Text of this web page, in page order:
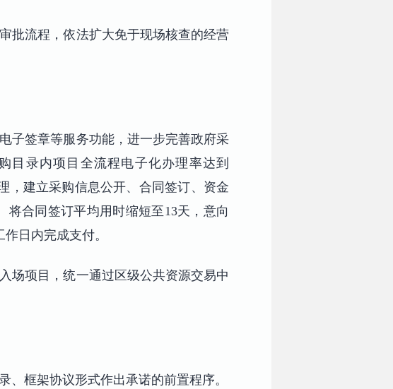
批流程，依法扩大免于现场核查的经营
子签章等服务功能，进一步完善政府采
目录内项目全流程电子化办理率达到
，建立采购信息公开、合同签订、资金
合同签订平均用时缩短至13天，意向
日内完成支付。
场项目，统一通过区级公共资源交易中
框架协议形式作出承诺的前置程序。